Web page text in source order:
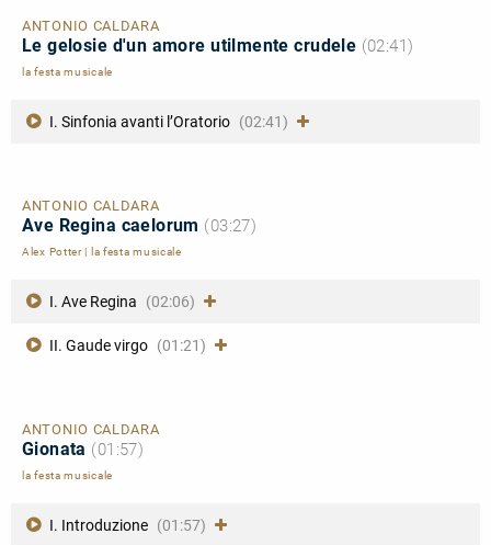
ANTONIO CALDARA
Le gelosie d'un amore utilmente crudele (02:41)
la festa musicale
I. Sinfonia avanti l’Oratorio (02:41)
ANTONIO CALDARA
Ave Regina caelorum (03:27)
Alex Potter| la festa musicale
I. Ave Regina (02:06)
II. Gaude virgo (01:21)
ANTONIO CALDARA
Gionata (01:57)
la festa musicale
I. Introduzione (01:57)